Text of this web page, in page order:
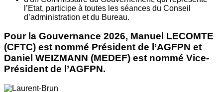
l’Etat, participe à toutes les séances du Conseil
d’administration et du Bureau.
Pour la Gouvernance 2026, Manuel LECOMTE
(CFTC) est nommé Président de l’AGFPN et
Daniel WEIZMANN (MEDEF) est nommé Vice-
Président de l’AGFPN.